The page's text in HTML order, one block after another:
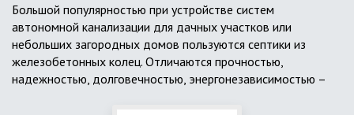
Большой популярностью при устройстве систем
автономной канализации для дачных участков или
небольших загородных домов пользуются септики из
железобетонных колец. Отличаются прочностью,
надежностью, долговечностью, энергонезависимостью –